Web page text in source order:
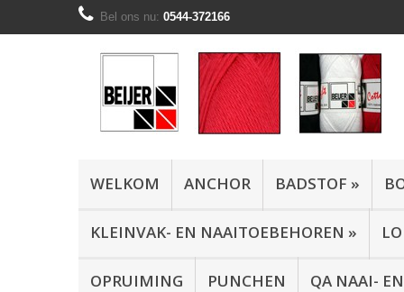
Bel ons nu: 0544-372166
WELKOM ANCHOR BADSTOF »
KLEINVAK- EN NAAITOEBEHOREN »
OPRUIMING PUNCHEN QA NAAI-